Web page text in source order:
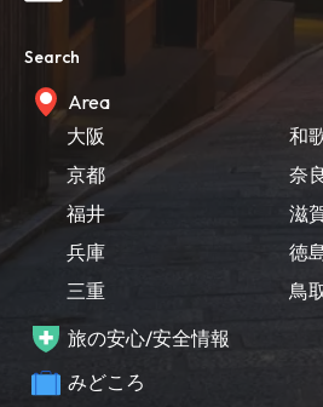
Search
Area
大阪
京都
福井
兵庫
三重
和
奈
滋
徳
鳥
旅の安心/安全情報
みどころ